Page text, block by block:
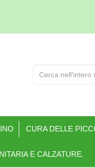
Prodotto
CURA DELLE
E CALZATURE